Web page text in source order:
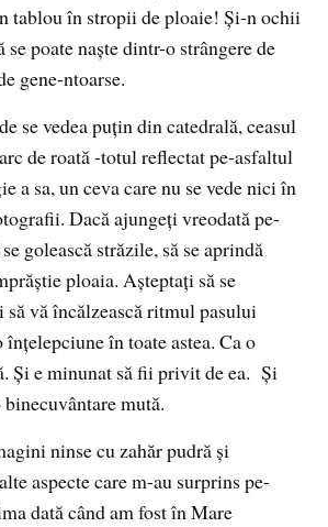
tablou în stropii de ploaie! Şi-n ochii
se poate naşte dintr-o strângere de
gene-ntoarse.
se vedea puţin din catedrală, ceasul
de roată -totul reflectat pe-asfaltul
a sa, un ceva care nu se vede nici în
Dacă ajungeţi vreodată pe-
golească străzile, să se aprindă
ploaia. Aşteptaţi să se
să vă încălzească ritmul pasului
în toate astea. Ca o
Şi e minunat să fii privit de ea. Şi
mută.
ninse cu zahăr pudră şi
aspecte care m-au surprins pe-
dată când am fost în Mare